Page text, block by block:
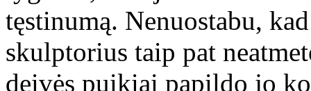
tęstinumą. Nenuostabu,
skulptorius taip pat
deivės puikiai papildo jo